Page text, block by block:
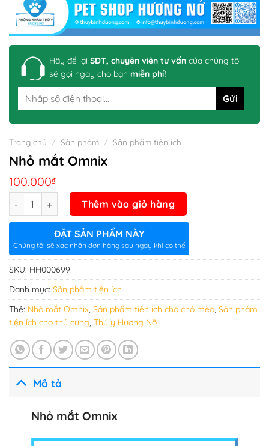
Hãy để lại SĐT, chuyên viên tư vấn của chúng tôi
sẽ gọi ngay cho bạn miễn phí!
Trang chủ / Sản phẩm / Sản phẩm tiện ích
Nhỏ mắt Omnix
100.000₫
Thêm vào giỏ hàng
ĐẶT SẢN PHẨM NÀY
Chúng tôi sẽ xác nhận đơn hàng sau ngay khi có thể
SKU: HH000699
Danh mục: Sản phẩm tiện ích
Thẻ: Nhỏ mắt Omnix, Sản phẩm tiện ích cho chó mèo, Sản phẩm
tiện ích cho thú cưng, Thú y Hương Nỡ
Mô tả
Nhỏ mắt Omnix